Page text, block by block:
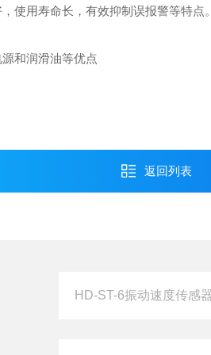
使用寿命长，有效抑制误报警等特点。
和润滑油等优点
返回列表